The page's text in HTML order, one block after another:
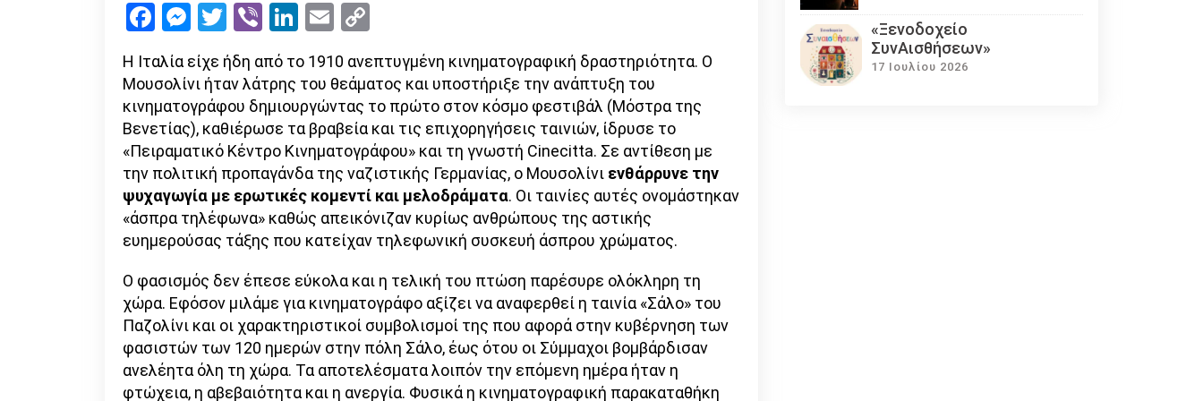
Facebook
Messenger
Twitter
ViberLinkedIn
Email
Η Ιταλία είχε ήδη από το 1910 ανεπτυγμένη κινηματογραφική δραστηριότητα. Ο
Μουσολίνι ήταν λάτρης του θεάματος και υποστήριξε την ανάπτυξη του
κινηματογράφου δημιουργώντας το πρώτο στον κόσμο φεστιβάλ (Μόστρα της
Βενετίας), καθιέρωσε τα βραβεία και τις επιχορηγήσεις ταινιών, ίδρυσε το
«Πειραματικό Κέντρο Κινηματογράφου» και τη γνωστή Cinecitta. Σε αντίθεση με
την πολιτική προπαγάνδα της ναζιστικής Γερμανίας, ο Μουσολίνι ενθάρρυνε την
ψυχαγωγία με ερωτικές κομεντί και μελοδράματα. Οι ταινίες αυτές ονομάστηκαν
«άσπρα τηλέφωνα» καθώς απεικόνιζαν κυρίως ανθρώπους της αστικής
ευημερούσας τάξης που κατείχαν τηλεφωνική συσκευή άσπρου χρώματος.
Ο φασισμός δεν έπεσε εύκολα και η τελική του πτώση παρέσυρε ολόκληρη τη
χώρα. Εφόσον μιλάμε για κινηματογράφο αξίζει να αναφερθεί η ταινία «Σάλο» του
Παζολίνι και οι χαρακτηριστικοί συμβολισμοί της που αφορά στην κυβέρνηση των
φασιστών των 120 ημερών στην πόλη Σάλο, έως ότου οι Σύμμαχοι βομβάρδισαν
ανελέητα όλη τη χώρα. Τα αποτελέσματα λοιπόν την επόμενη ημέρα ήταν η
φτώχεια, η αβεβαιότητα και η ανεργία. Φυσικά η κινηματογραφική παρακαταθήκη
«Ξενοδοχείο
ΣυνΑισθήσεων»
17 Ιουλίου 2026